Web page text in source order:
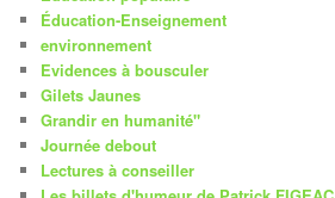
Éducation-Enseignement
environnement
Evidences à bousculer
Gilets Jaunes
Grandir en humanité"
Journée debout
Lectures à conseiller